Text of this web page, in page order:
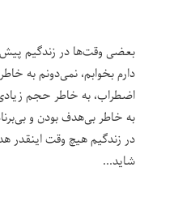
بعضی وقت‌ها در زندگیم
دارم بخوابم، نمی‌دونم به
اضطراب، به خاطر حجم
به خاطر بی‌هدف بودن و
در زندگیم هیچ وقت اینقدر
شاید